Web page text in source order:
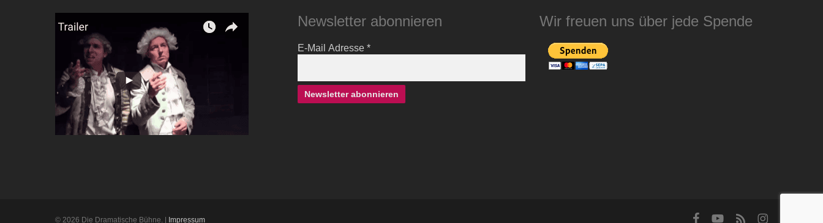
Newsletter abonnieren
E-Mail Adresse *
Wir freuen uns über jede Spende
© 2026 Die Dramatische Bühne. | Impressum facebookyoutubeRSS instagram